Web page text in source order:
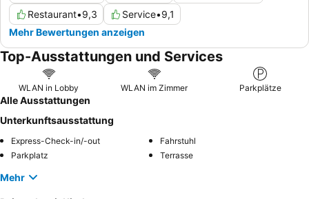
Restaurant•9,3 Service•9,1
Mehr Bewertungen anzeigen
Top-Ausstattungen und Services
WLAN in Lobby WLAN im Zimmer Parkplätze
Alle Ausstattungen
Unterkunftsausstattung
Express-Check-in/-out
Fahrstuhl
Parkplatz
Terrasse
Mehr